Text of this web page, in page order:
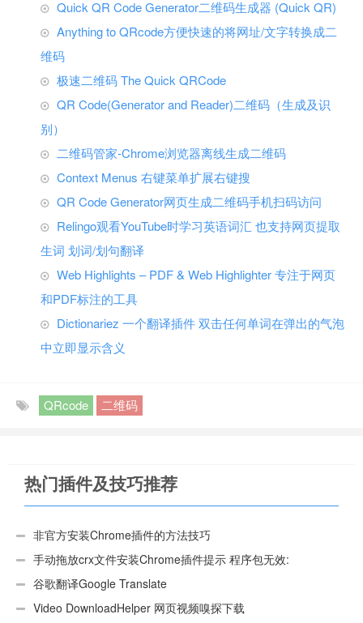
Quick QR Code Generator二维码生成器 (Quick QR)
Anything to QRcode方便快速的将网址/文字转换成二
维码
极速二维码 The Quick QRCode
QR Code(Generator and Reader)二维码（生成及识
别）
二维码管家-Chrome浏览器离线生成二维码
Context Menus 右键菜单扩展右键搜
QR Code Generator网页生成二维码手机扫码访问
Relingo观看YouTube时学习英语词汇 也支持网页提取
生词 划词/划句翻译
Web Highlights – PDF & Web Highlighter 专注于网页
和PDF标注的工具
Dictionariez 一个翻译插件 双击任何单词在弹出的气泡
中立即显示含义
QRcode 二维码
热门插件及技巧推荐
非官方安装Chrome插件的方法技巧
手动拖放crx文件安装Chrome插件提示 程序包无效:
“CEX_HEADER_INVALID”的解决办法
谷歌翻译Google Translate
Video DownloadHelper 网页视频嗅探下载